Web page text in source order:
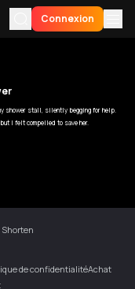
Connexion
shower stall, silently begging for help.
I felt compelled to save her.
de confidentialitéAchat